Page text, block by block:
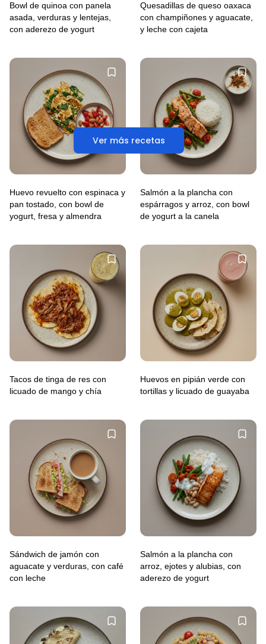
Ver más recetas
Bowl de quinoa con panela
asada, verduras y lentejas,
con aderezo de yogurt
Quesadillas de queso oaxaca
con champiñones y aguacate,
y leche con cajeta
Huevo revuelto con espinaca y
pan tostado, con bowl de
yogurt, fresa y almendra
Salmón a la plancha con
espárragos y arroz, con bowl
de yogurt a la canela
Tacos de tinga de res con
licuado de mango y chía
Huevos en pipián verde con
tortillas y licuado de guayaba
Sándwich de jamón con
aguacate y verduras, con café
con leche
Salmón a la plancha con
arroz, ejotes y alubias, con
aderezo de yogurt